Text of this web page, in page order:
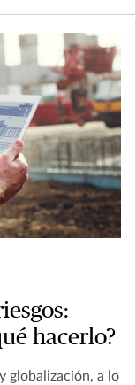
hacerlo?
globalización, a lo